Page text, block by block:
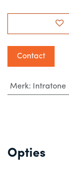
Contact
Merk: Intratone
Opties